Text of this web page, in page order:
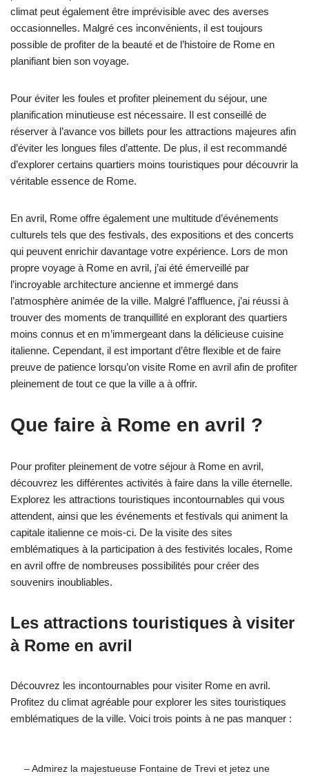
climat peut également être imprévisible avec des averses
occasionnelles. Malgré ces inconvénients, il est toujours
possible de profiter de la beauté et de l’histoire de Rome en
planifiant bien son voyage.
Pour éviter les foules et profiter pleinement du séjour, une
planification minutieuse est nécessaire. Il est conseillé de
réserver à l’avance vos billets pour les attractions majeures afin
d’éviter les longues files d’attente. De plus, il est recommandé
d’explorer certains quartiers moins touristiques pour découvrir la
véritable essence de Rome.
En avril, Rome offre également une multitude d’événements
culturels tels que des festivals, des expositions et des concerts
qui peuvent enrichir davantage votre expérience. Lors de mon
propre voyage à Rome en avril, j’ai été émerveillé par
l’incroyable architecture ancienne et immergé dans
l’atmosphère animée de la ville. Malgré l’affluence, j’ai réussi à
trouver des moments de tranquillité en explorant des quartiers
moins connus et en m’immergeant dans la délicieuse cuisine
italienne. Cependant, il est important d’être flexible et de faire
preuve de patience lorsqu’on visite Rome en avril afin de profiter
pleinement de tout ce que la ville a à offrir.
Que faire à Rome en avril ?
Pour profiter pleinement de votre séjour à Rome en avril,
découvrez les différentes activités à faire dans la ville éternelle.
Explorez les attractions touristiques incontournables qui vous
attendent, ainsi que les événements et festivals qui animent la
capitale italienne ce mois-ci. De la visite des sites
emblématiques à la participation à des festivités locales, Rome
en avril offre de nombreuses possibilités pour créer des
souvenirs inoubliables.
Les attractions touristiques à visiter
à Rome en avril
Découvrez les incontournables pour visiter Rome en avril.
Profitez du climat agréable pour explorer les sites touristiques
emblématiques de la ville. Voici trois points à ne pas manquer :
– Admirez la majestueuse Fontaine de Trevi et jetez une